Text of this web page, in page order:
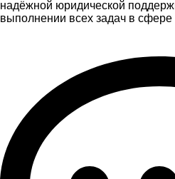
надёжной юридической
выполнении всех задач в